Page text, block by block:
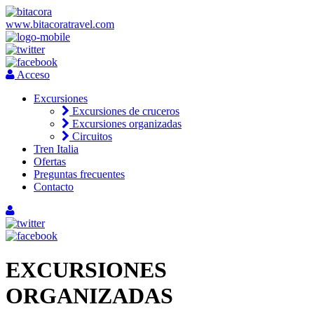
www.bitacoratravel.com
Acceso
Excursiones
Excursiones de cruceros
Excursiones organizadas
Circuitos
Tren Italia
Ofertas
Preguntas frecuentes
Contacto
EXCURSIONES
ORGANIZADAS